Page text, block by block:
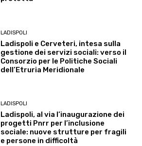
LADISPOLI
Ladispoli e Cerveteri, intesa sulla
gestione dei servizi sociali: verso il
Consorzio per le Politiche Sociali
dell’Etruria Meridionale
LADISPOLI
Ladispoli, al via l’inaugurazione dei
progetti Pnrr per l’inclusione
sociale: nuove strutture per fragili
e persone in difficoltà